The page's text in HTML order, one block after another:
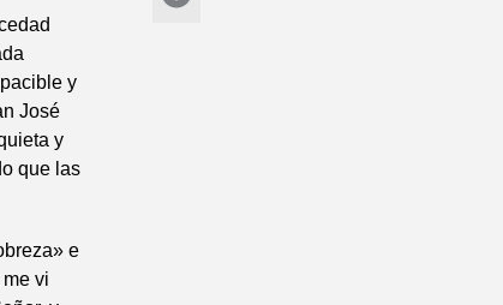
y
José
y
que las
e
vi